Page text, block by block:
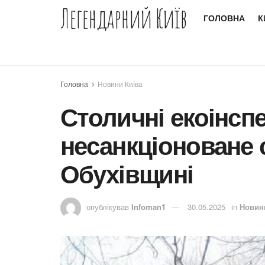
Легендарний Київ ГОЛОВНА
Головна Новини Київа
Столичні
Обухівщині
опублікував Infoman1 30.05.2025 in